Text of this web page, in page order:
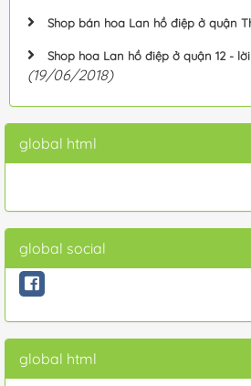
Shop bán hoa Lan hồ điệp ở quận
Shop hoa Lan hồ điệp ở quận 12 -
(19/06/2018)
global html
global social
global html